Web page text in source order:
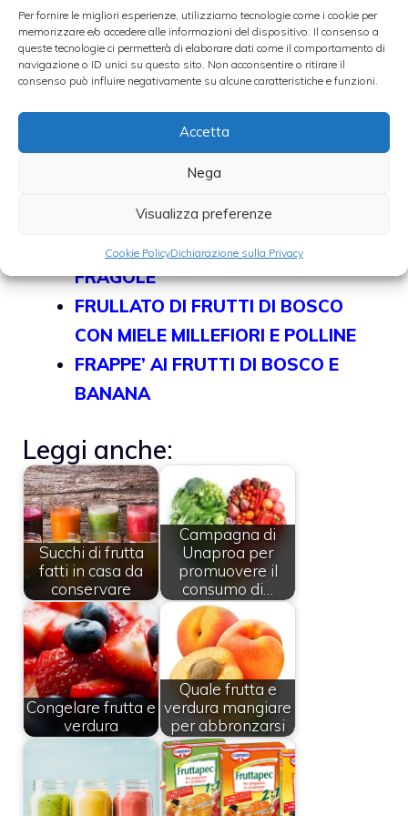
Per fornire le migliori esperienze, utilizziamo tecnologie come i cookie per
memorizzare e/o accedere alle informazioni del dispositivo. Il consenso a
queste tecnologie ci permetterà di elaborare dati come il comportamento di
navigazione o ID unici su questo sito. Non acconsentire o ritirare il
consenso può influire negativamente su alcune caratteristiche e funzioni.
Accetta
Nega
Visualizza preferenze
Cookie PolicyDichiarazione sulla Privacy
ottenuto il succo, versatelo in un bicchiere e
aggiungete una grattugiata di zenzero
fresco e volendo anche un pochino di acqua
frizzante che alleggerirà il gusto e renderà
spumeggiante la bevanda. Bevete subito.
3 RICETTE DI FRULLATI ALLE
FRAGOLE
FRULLATO DI FRUTTI DI BOSCO
CON MIELE MILLEFIORI E POLLINE
FRAPPE’ AI FRUTTI DI BOSCO E
BANANA
Leggi anche:
Succhi di frutta
fatti in casa da
conservare
Campagna di
Unaproa per
promuovere il
consumo di…
Congelare frutta e
verdura
Quale frutta e
verdura mangiare
per abbronzarsi